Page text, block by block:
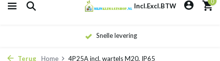
Incl.Excl.BTW
Snelle levering
Terug Home 4P25A incl. wartels M20, IP65